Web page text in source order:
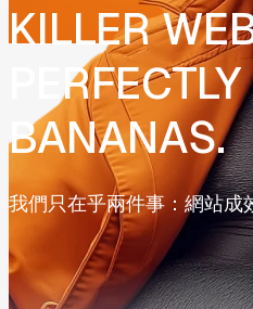
KILLER
PERFECTLY
BANANAS.
我們只在乎兩件事：網站成